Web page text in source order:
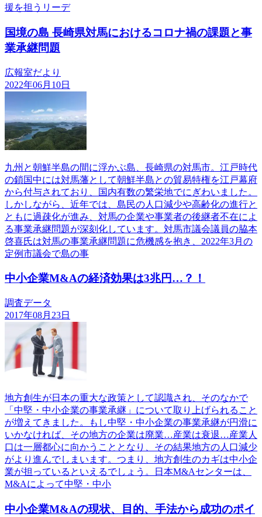
援を担うリーデ
国境の島 長崎県対馬におけるコロナ禍の課題と事
業承継問題
広報室だより
2022年06月10日
九州と朝鮮半島の間に浮かぶ島、長崎県の対馬市。江戸時代
の鎖国中には対馬藩として朝鮮半島との貿易特権を江戸幕府
から付与されており、国内有数の繁栄地でにぎわいました。
しかしながら、近年では、島民の人口減少や高齢化の進行と
ともに過疎化が進み、対馬の企業や事業者の後継者不在によ
る事業承継問題が深刻化しています。対馬市議会議員の脇本
啓喜氏は対馬の事業承継問題に危機感を抱き、2022年3月の
定例市議会で島の事
中小企業M&Aの経済効果は3兆円…？！
調査データ
2017年08月23日
地方創生が日本の重大な政策として認識され、そのなかで
「中堅・中小企業の事業承継」について取り上げられること
が増えてきました。もし中堅・中小企業の事業承継が円滑に
いかなければ、その地方の企業は廃業…産業は衰退…産業人
口は一層都心に向かうこととなり、その結果地方の人口減少
がより進んでしまいます。つまり、地方創生のカギは中小企
業が担っているといえるでしょう。日本M&Aセンターは、
M&Aによって中堅・中小
中小企業M&Aの現状、目的、手法から成功のポイ